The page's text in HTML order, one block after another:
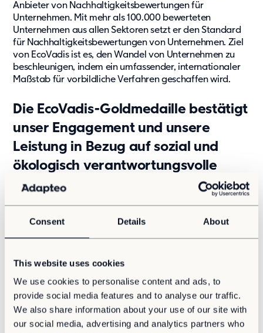
Consent Details About
This website uses cookies
We use cookies to personalise content and ads, to
provide social media features and to analyse our traffic.
We also share information about your use of our site with
our social media, advertising and analytics partners who
Über Adapteo
Unser Ziel
Service
Presse&Medien
Kontakt
Kultur und Möglichkeiten
Offene Stellen
Anbieter von Nachhaltigkeitsbewertungen für
Unternehmen. Mit mehr als 100.000 bewerteten
Unternehmen aus allen Sektoren setzt er den Standard
für Nachhaltigkeitsbewertungen von Unternehmen. Ziel
von EcoVadis ist es, den Wandel von Unternehmen zu
beschleunigen, indem ein umfassender, internationaler
Maßstab für vorbildliche Verfahren geschaffen wird.
Die EcoVadis-Goldmedaille bestätigt
unser Engagement und unsere
Leistung in Bezug auf sozial und
ökologisch verantwortungsvolle
Geschäftspraktiken, mit denen wir
unsere Branche anführen und
gestalten wollen. Nachhaltigkeit ist
in unserem Kern und Zweck
verankert, und dieses Rating gibt
uns, unseren Kunden und Partnern
zusätzliches Vertrauen in unsere
Nachhaltigkeitsleistung als